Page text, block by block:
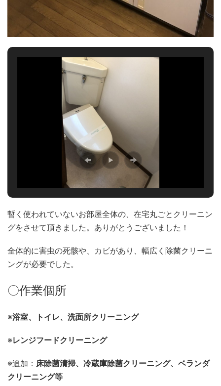
暫く使われていないお部屋全体の、在宅丸ごとクリーニン
グをさせて頂きました。ありがとうございました！
全体的に害虫の死骸や、カビがあり、幅広く除菌クリーニ
ングが必要でした。
〇作業個所
※浴室、トイレ、洗面所クリーニング
※レンジフードクリーニング
※追加： 床除菌清掃、冷蔵庫除菌クリーニング、ベランダ
クリーニング等